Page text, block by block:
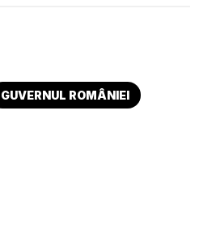
GUVERNUL ROMÂNIEI